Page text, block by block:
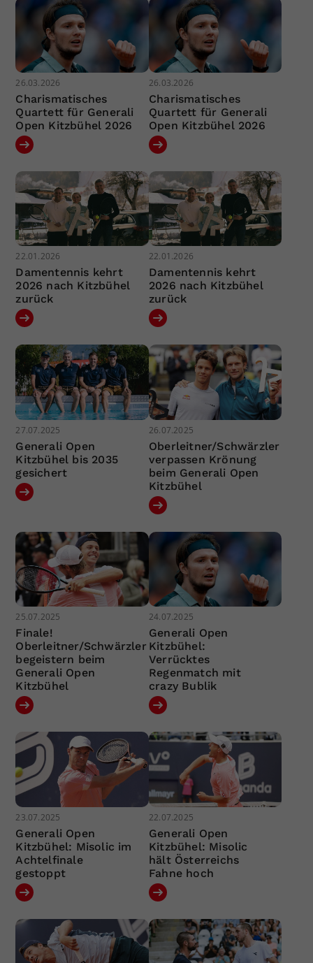
26.03.2026
Charismatisches
Quartett für Generali
Open Kitzbühel 2026
26.03.2026
Charismatisches
Quartett für Generali
Open Kitzbühel 2026
22.01.2026
Damentennis kehrt
2026 nach Kitzbühel
zurück
22.01.2026
Damentennis kehrt
2026 nach Kitzbühel
zurück
27.07.2025
Generali Open
Kitzbühel bis 2035
gesichert
26.07.2025
Oberleitner/Schwärzler
verpassen Krönung
beim Generali Open
Kitzbühel
25.07.2025
Finale!
Oberleitner/Schwärzler
begeistern beim
Generali Open
Kitzbühel
24.07.2025
Generali Open
Kitzbühel:
Verrücktes
Regenmatch mit
crazy Bublik
23.07.2025
Generali Open
Kitzbühel: Misolic im
Achtelfinale
gestoppt
22.07.2025
Generali Open
Kitzbühel: Misolic
hält Österreichs
Fahne hoch